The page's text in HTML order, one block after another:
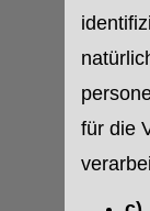
für die